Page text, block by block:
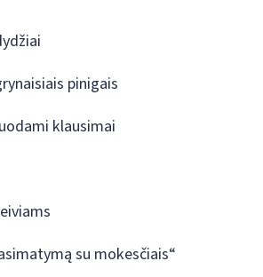
pinigais
klausimai
su mokesčiais“